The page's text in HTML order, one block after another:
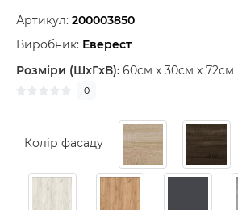
Артикул: 200003850
Виробник: Еверест
Розміри (ШxГxВ): 60см x 30см x 72см
0
Колір фасаду